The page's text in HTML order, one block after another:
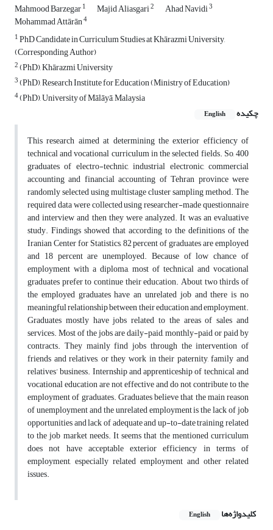
Mahmood Barzegar1 Majid Aliasgari2 Ahad Navidi3
Mohammad Attārān4
1PhD Candidate in Curriculum Studies at Khārazmi University,
(Corresponding Author)
2(PhD), Khārazmi University
3(PhD), Research Institute for Education (Ministry of Education)
4(PhD), University of Mālāyā, Malaysia
چکیده
English
This research aimed at determining the exterior efficiency of
technical and vocational curriculum in the selected fields. So, 400
graduates of electro-technic, industrial electronic, commercial
accounting and financial accounting of Tehran province were
randomly selected using multistage cluster sampling method. The
required data were collected using researcher-made questionnaire
and interview and then they were analyzed. It was an evaluative
study. Findings showed that according to the definitions of the
Iranian Center for Statistics, 82 percent of graduates are employed
and 18 percent are unemployed. Because of low chance of
employment with a diploma, most of technical and vocational
graduates prefer to continue their education. About two thirds of
the employed graduates have an unrelated job and there is no
meaningful relationship between their education and employment.
Graduates mostly have jobs related to the areas of sales and
services. Most of the jobs are daily-paid, monthly-paid or paid by
contracts. They mainly find jobs through the intervention of
friends and relatives, or they work in their paternity, family and
relatives’ business. Internship and apprenticeship of technical and
vocational education are not effective and do not contribute to the
employment of graduates. Graduates believe that the main reason
of unemployment and the unrelated employment is the lack of job
opportunities and lack of adequate and up-to-date training related
to the job market needs. It seems that the mentioned curriculum
does not have acceptable exterior efficiency in terms of
employment, especially related employment and other related
issues.
کلیدواژه‌ها English